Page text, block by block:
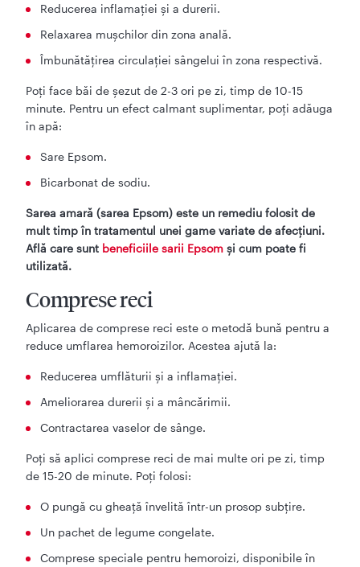
Reducerea inflamației și a durerii.
Relaxarea mușchilor din zona anală.
Îmbunătățirea circulației sângelui în zona respectivă.
Poți face băi de șezut de 2-3 ori pe zi, timp de 10-15
minute. Pentru un efect calmant suplimentar, poți adăuga
în apă:
Sare Epsom.
Bicarbonat de sodiu.
Sarea amară (sarea Epsom) este un remediu folosit de
mult timp în tratamentul unei game variate de afecțiuni.
Află care sunt beneficiile sarii Epsom și cum poate fi
utilizată.
Comprese reci
Aplicarea de comprese reci este o metodă bună pentru a
reduce umflarea hemoroizilor. Acestea ajută la:
Reducerea umflăturii și a inflamației.
Ameliorarea durerii și a mâncărimii.
Contractarea vaselor de sânge.
Poți să aplici comprese reci de mai multe ori pe zi, timp
de 15-20 de minute. Poți folosi:
O pungă cu gheață învelită într-un prosop subțire.
Un pachet de legume congelate.
Comprese speciale pentru hemoroizi, disponibile în